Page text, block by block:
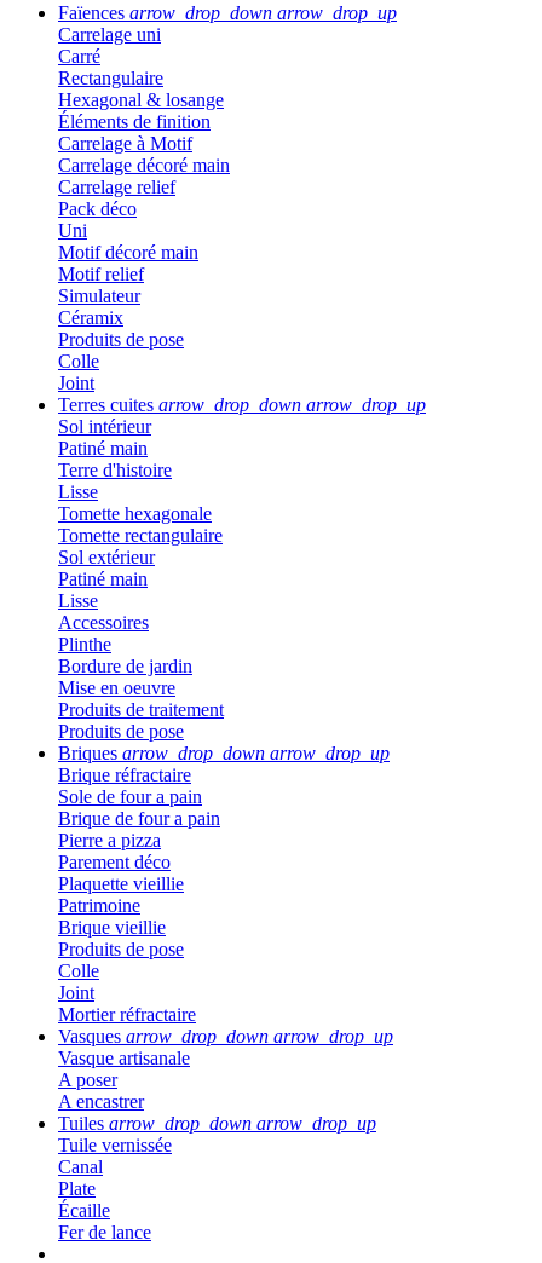
Faïences arrow_drop_down arrow_drop_up
Carrelage uni
Carré
Rectangulaire
Hexagonal & losange
Éléments de finition
Carrelage à Motif
Carrelage décoré main
Carrelage relief
Pack déco
Uni
Motif décoré main
Motif relief
Simulateur
Céramix
Produits de pose
Colle
Joint
Terres cuites arrow_drop_down arrow_drop_up
Sol intérieur
Patiné main
Terre d'histoire
Lisse
Tomette hexagonale
Tomette rectangulaire
Sol extérieur
Patiné main
Lisse
Accessoires
Plinthe
Bordure de jardin
Mise en oeuvre
Produits de traitement
Produits de pose
Briques arrow_drop_down arrow_drop_up
Brique réfractaire
Sole de four a pain
Brique de four a pain
Pierre a pizza
Parement déco
Plaquette vieillie
Patrimoine
Brique vieillie
Produits de pose
Colle
Joint
Mortier réfractaire
Vasques arrow_drop_down arrow_drop_up
Vasque artisanale
A poser
A encastrer
Tuiles arrow_drop_down arrow_drop_up
Tuile vernissée
Canal
Plate
Écaille
Fer de lance